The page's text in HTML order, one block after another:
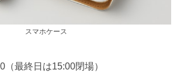
スマホケース
最終日は15:00閉場）